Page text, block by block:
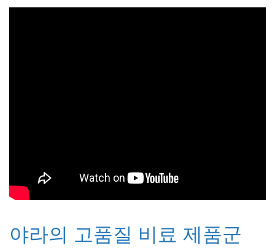
야라의 고품질 비료 제품군